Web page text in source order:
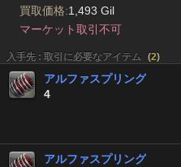
買取価格:1,493 Gil
マーケット取引不可
入手先 : 取引に必要なアイテム (2)
アルファスプリング
4
アルファスプリング